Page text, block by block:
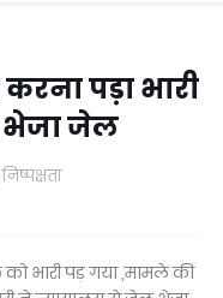
पड़ा भारी
भेजा जेल
भारी पड़ गया ,मामले की